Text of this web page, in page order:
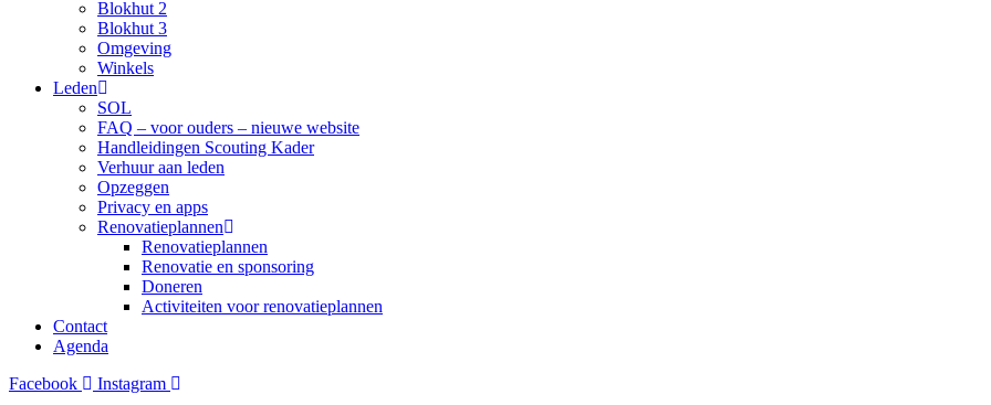
Blokhut 2
Blokhut 3
Omgeving
Winkels
Leden
SOL
FAQ – voor ouders – nieuwe website
Handleidingen Scouting Kader
Verhuur aan leden
Opzeggen
Privacy en apps
Renovatieplannen
Renovatieplannen
Renovatie en sponsoring
Doneren
Activiteiten voor renovatieplannen
Contact
Agenda
Facebook
Instagram